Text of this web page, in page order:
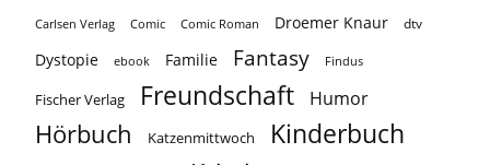
Carlsen Verlag Comic Comic Roman Droemer Knaur dtv
Dystopie ebook Familie Fantasy Findus
Fischer Verlag Freundschaft Humor
Hörbuch Katzenmittwoch Kinderbuch